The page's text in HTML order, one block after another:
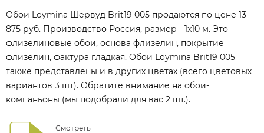
Обои Loymina Шервуд Brit19 005 продаются по цене 13
875 руб. Производство Россия, размер - 1x10 м. Это
флизелиновые обои, основа флизелин, покрытие
флизелин, фактура гладкая. Обои Loymina Brit19 005
также представлены и в других цветах (всего цветовых
вариантов 3 шт). Обратите внимание на обои-
компаньоны (мы подобрали для вас 2 шт.).
Смотреть